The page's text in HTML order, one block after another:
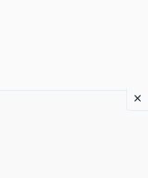
×